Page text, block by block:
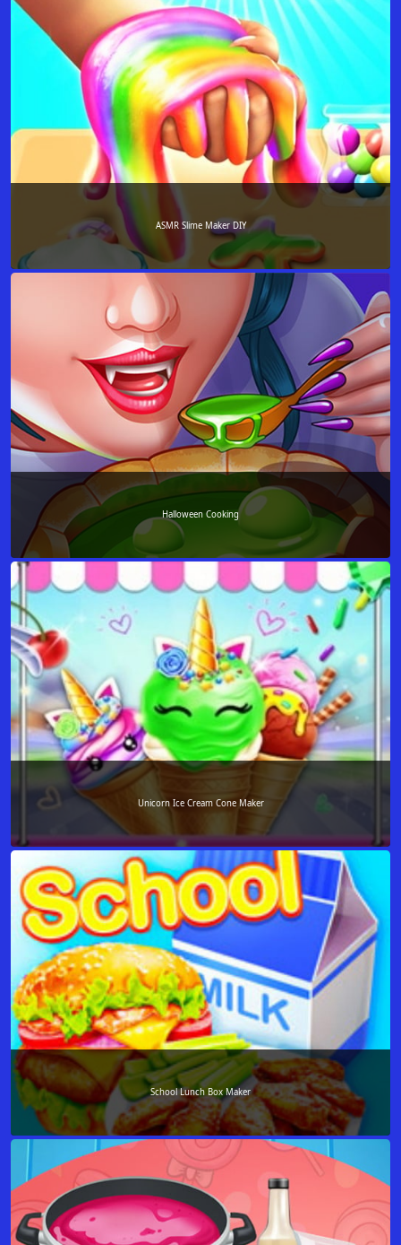
ASMR Slime Maker DIY
Halloween Cooking
Unicorn Ice Cream Cone Maker
School Lunch Box Maker